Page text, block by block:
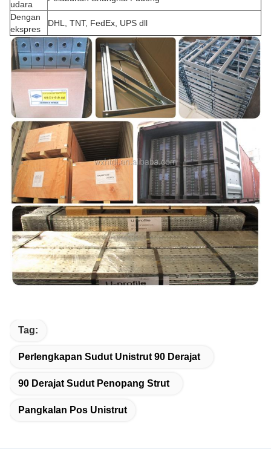
udara
Dengan
ekspres
DHL, TNT, FedEx, UPS dll
Tag:
Perlengkapan Sudut Unistrut 90 Derajat
90 Derajat Sudut Penopang Strut
Pangkalan Pos Unistrut